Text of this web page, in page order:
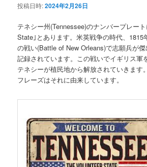
投稿日時:2024年2月26日
テネシー州(Tennessee)のナンバープレー
State｣とあります。米英戦争の時代、1815
の戦い(Battle of New Orleans)で志願兵が
記録されています。この戦いでイギリス軍
テネシーが植民地から解放されていきます
フレーズはそれに由来しています。